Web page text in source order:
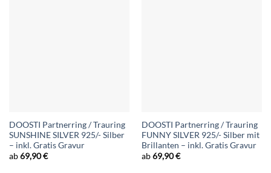
DOOSTI Partnerring / Trauring
SUNSHINE SILVER 925/- Silber
– inkl. Gratis Gravur
ab69,90€
DOOSTI Partnerring / Trauring
FUNNY SILVER 925/- Silber mit
Brillanten – inkl. Gratis Gravur
ab69,90€